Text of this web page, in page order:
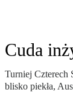
Cuda
Turniej Czterech
blisko piekła,